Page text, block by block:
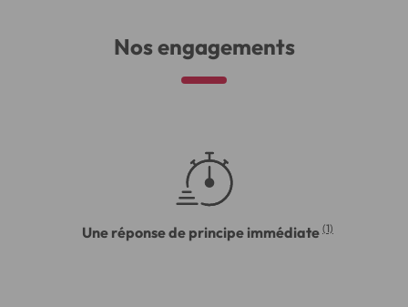
Nos engagements
Une réponse de principe immédiate (1)